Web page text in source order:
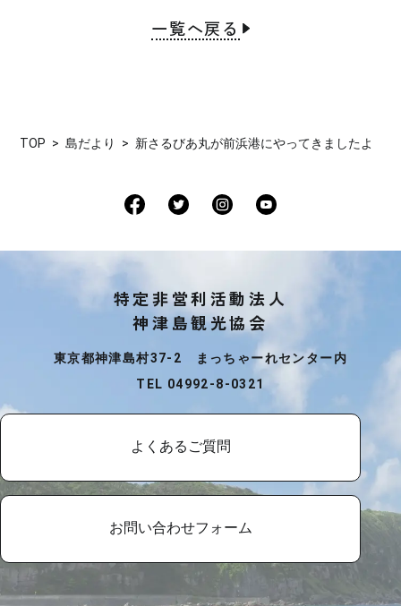
一覧へ戻る
TOP 島だより 新さるびあ丸が前浜港にやってきましたよ
特定非営利活動法人
神津島観光協会
東京都神津島村37-2 まっちゃーれセンター内
TEL 04992-8-0321
よくあるご質問
お問い合わせフォーム